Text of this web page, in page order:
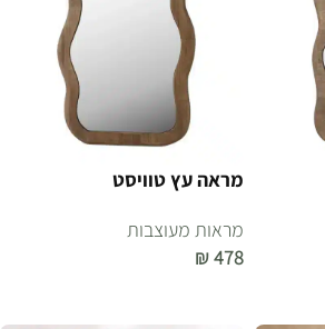
מראה עץ טוויסט
מראות מעוצבות
₪478